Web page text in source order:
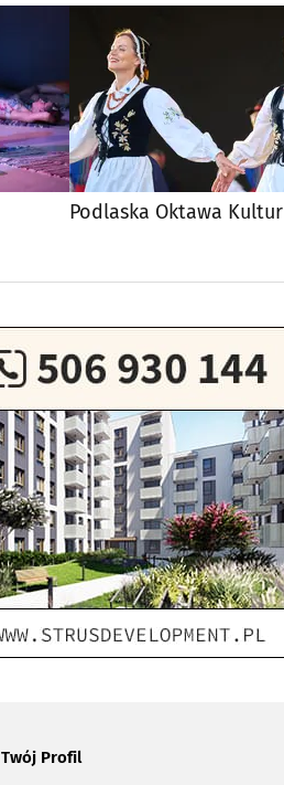
Podlaska Oktawa Kultur
Twój Profil